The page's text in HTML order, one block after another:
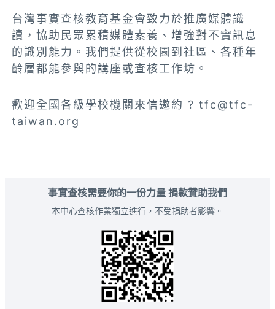
台灣事實查核教育基金會致力於推廣媒體識
讀，協助民眾累積媒體素養、增強對不實訊息
的識別能力。我們提供從校園到社區、各種年
齡層都能參與的講座或查核工作坊。
歡迎全國各級學校機關來信邀約 ?tfc@tfc-
taiwan.org
事實查核需要你的一份力量 捐款贊助我們
本中心查核作業獨立進行，不受捐助者影響。